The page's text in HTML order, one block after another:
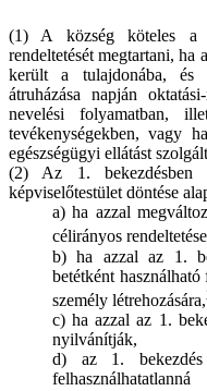
(1) A község köteles a
rendeltetését megtartani, ha
került a tulajdonába, és
átruházása napján
nevelési folyamatban,
tevékenységekben, vagy
egészségügyi ellátást
(2) Az 1. bekezdésben
képviselőtestület döntése
a) ha azzal
célirányos
b) ha azzal az 1.
betétként
személy létrehozására,
c) ha azzal az 1.
nyilvánítják,
d) az 1. bekezdés